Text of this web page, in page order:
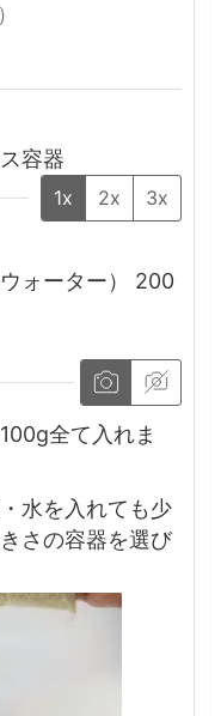
容器
1x 2x 3x
ォーター）
200
全て入れま
水を入れても少
さの容器を選び